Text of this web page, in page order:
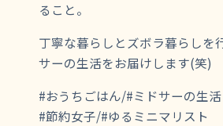
ること。
丁寧な暮らしとズボラ暮らしを
サーの生活をお届けします(笑)
#おうちごはん/#ミドサーの生活
#節約女子/#ゆるミニマリスト